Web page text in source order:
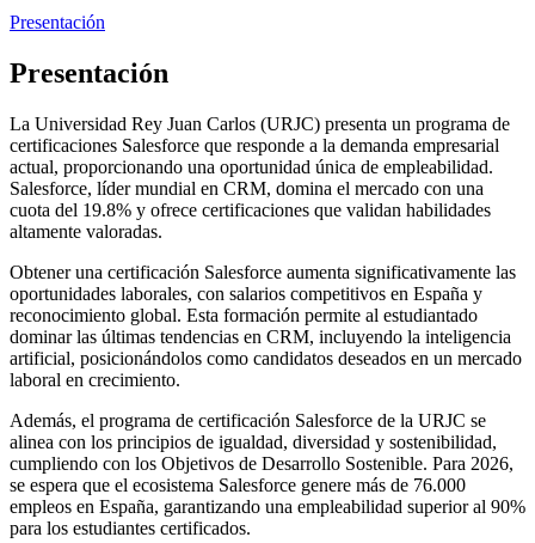
Presentación
Presentación
La Universidad Rey Juan Carlos (URJC) presenta un programa de
certificaciones Salesforce que responde a la demanda empresarial
actual, proporcionando una oportunidad única de empleabilidad.
Salesforce, líder mundial en CRM, domina el mercado con una
cuota del 19.8% y ofrece certificaciones que validan habilidades
altamente valoradas.
Obtener una certificación Salesforce aumenta significativamente las
oportunidades laborales, con salarios competitivos en España y
reconocimiento global. Esta formación permite al estudiantado
dominar las últimas tendencias en CRM, incluyendo la inteligencia
artificial, posicionándolos como candidatos deseados en un mercado
laboral en crecimiento.
Además, el programa de certificación Salesforce de la URJC se
alinea con los principios de igualdad, diversidad y sostenibilidad,
cumpliendo con los Objetivos de Desarrollo Sostenible. Para 2026,
se espera que el ecosistema Salesforce genere más de 76.000
empleos en España, garantizando una empleabilidad superior al 90%
para los estudiantes certificados.